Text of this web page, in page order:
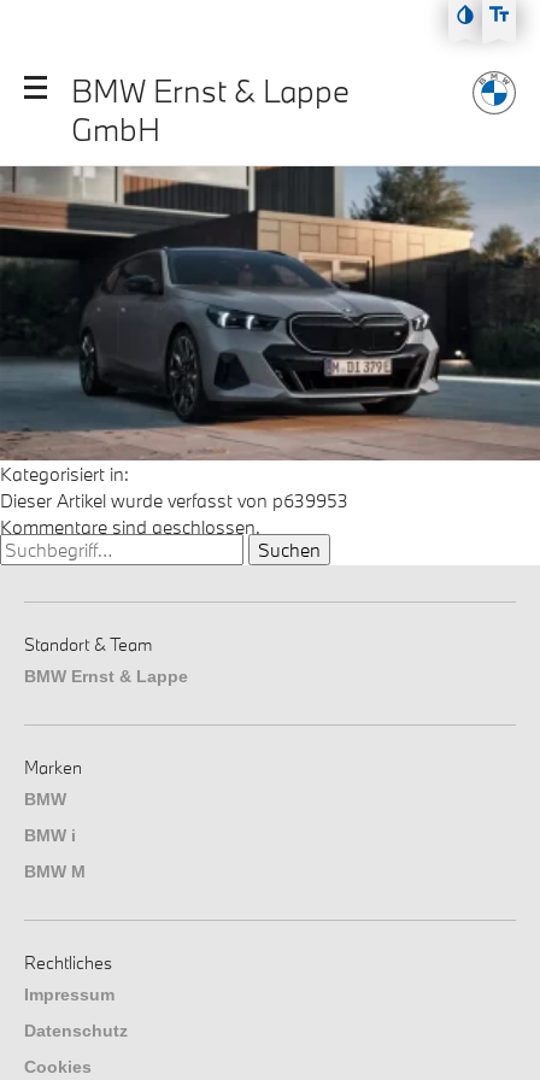
Zum Hauptmenü
Zur Fußzeile
BMW Ernst & Lappe
GmbH
i5_touring_m60
September 23, 2025 2:00 p.m.
Kategorisiert in:
Dieser Artikel wurde verfasst von p639953
Kommentare sind geschlossen.
Suchen
Standort & Team
BMW Ernst & Lappe
Marken
BMW
BMW i
BMW M
Rechtliches
Impressum
Datenschutz
Cookies